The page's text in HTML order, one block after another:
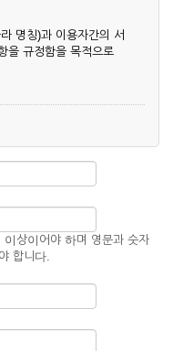
명칭)과 이용자간의 서
을 규정함을 목적으로
경우 온라인 공사를
경우 서비스 이용을 중
약관의 효력 발생일 이
이상이어야 하며 영문과 숫자
합니다.